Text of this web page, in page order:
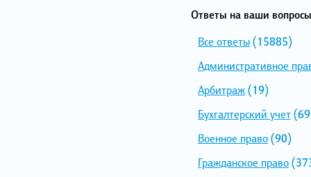
Ответы на ваши
Все ответы(15885)
Административное
Арбитраж(19)
Бухгалтерский учет
Военное право(90)
Гражданское право